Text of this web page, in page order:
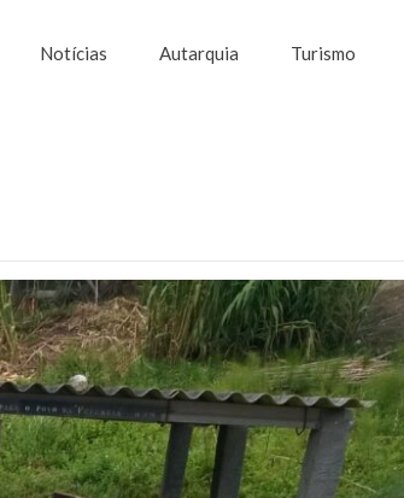
Notícias Autarquia Turismo